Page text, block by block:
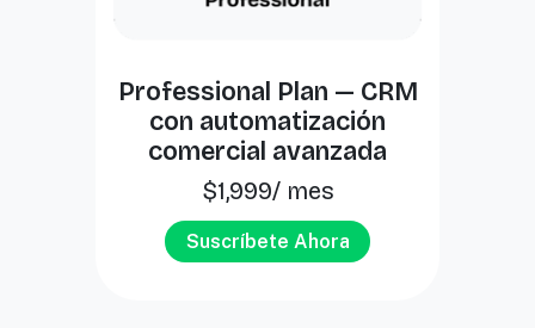
Professional Plan — CRM
con automatización
comercial avanzada
$1,999/ mes
Suscríbete Ahora